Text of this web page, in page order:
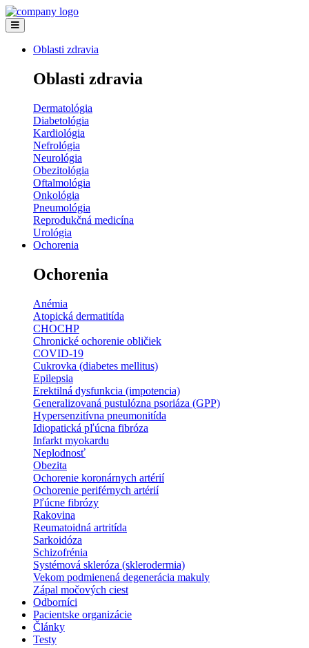
Oblasti zdravia
Oblasti zdravia
Dermatológia
Diabetológia
Kardiológia
Nefrológia
Neurológia
Obezitológia
Oftalmológia
Onkológia
Pneumológia
Reprodukčná medicína
Urológia
Ochorenia
Ochorenia
Anémia
Atopická dermatitída
CHOCHP
Chronické ochorenie obličiek
COVID-19
Cukrovka (diabetes mellitus)
Epilepsia
Erektilná dysfunkcia (impotencia)
Generalizovaná pustulózna psoriáza (GPP)
Hypersenzitívna pneumonitída
Idiopatická pľúcna fibróza
Infarkt myokardu
Neplodnosť
Obezita
Ochorenie koronárnych artérií
Ochorenie periférnych artérií
Pľúcne fibrózy
Rakovina
Reumatoidná artritída
Sarkoidóza
Schizofrénia
Systémová skleróza (sklerodermia)
Vekom podmienená degenerácia makuly
Zápal močových ciest
Odborníci
Pacientske organizácie
Články
Testy